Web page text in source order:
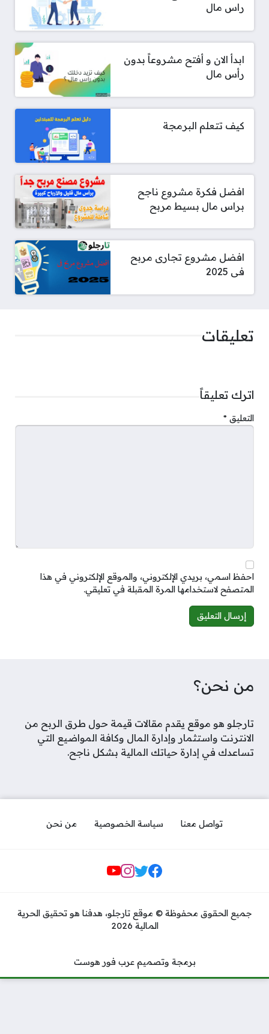
راس مال
ابدأ الان و أفتح مشروعاً بدون
رأس مال
كيف تتعلم البرمجة
افضل فكرة مشروع ناجح
براس مال بسيط مربح
افضل مشروع تجارى مربح
فى 2025
تعليقات
اترك تعليقاً
التعليق *
احفظ اسمي، بريدي الإلكتروني، والموقع الإلكتروني في هذا
المتصفح لاستخدامها المرة المقبلة في تعليقي.
من نحن؟
تارجلو هو موقع يقدم مقالات قيمة حول طرق الربح من
الانترنت واستثمار وإدارة المال وكافة المواضيع التي
تساعدك في إدارة حياتك المالية بشكل ناجح.
تواصل معنا سياسة الخصوصية من نحن
مواقع التواصل
جميع الحقوق محفوظة © موقع تارجلو، هدفنا هو تحقيق الحرية
المالية 2026
برمجة وتصميم عرب فور هوست